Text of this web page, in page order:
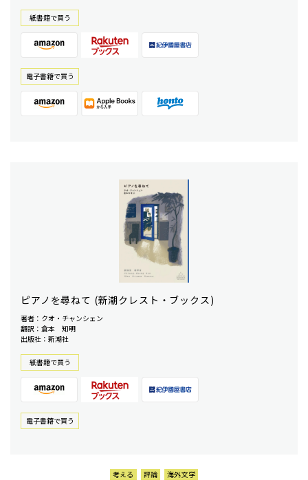
紙書籍で買う
電⼦書籍で買う
ピアノを尋ねて (新潮クレスト・ブックス)
著者：クオ・チャンシェン
翻訳：倉本 知明
出版社：新潮社
紙書籍で買う
電⼦書籍で買う
考える 評論 海外文学